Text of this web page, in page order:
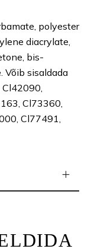
polyester
diacrylate,
bis-
sisaldada
Cl73360,
Cl77491,